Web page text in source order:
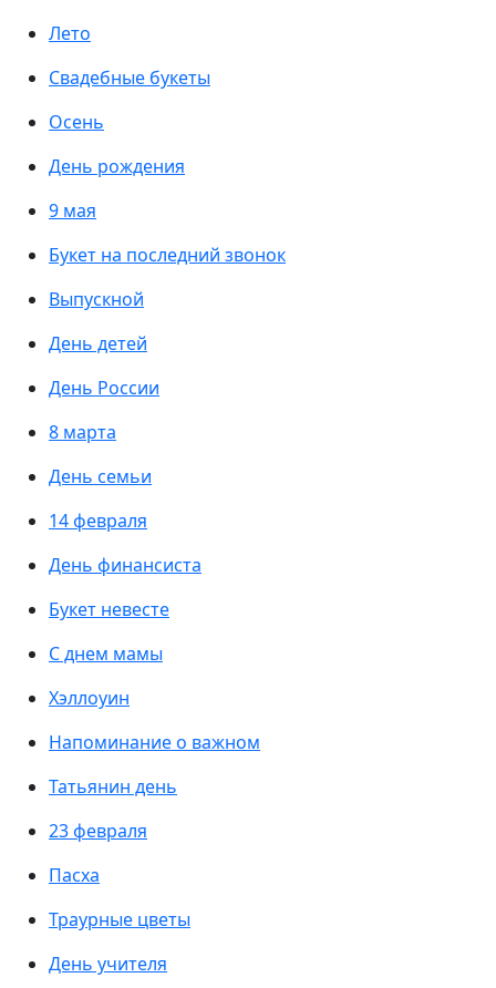
Лето
Свадебные букеты
Осень
День рождения
9 мая
Букет на последний звонок
Выпускной
День детей
День России
8 марта
День семьи
14 февраля
День финансиста
Букет невесте
С днем мамы
Хэллоуин
Напоминание о важном
Татьянин день
23 февраля
Пасха
Траурные цветы
День учителя